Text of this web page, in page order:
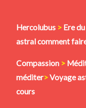
Hercolubus > Ere
astral comment
Compassion >
méditer>Voyage
cours